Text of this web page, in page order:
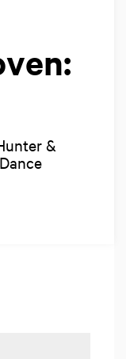
&